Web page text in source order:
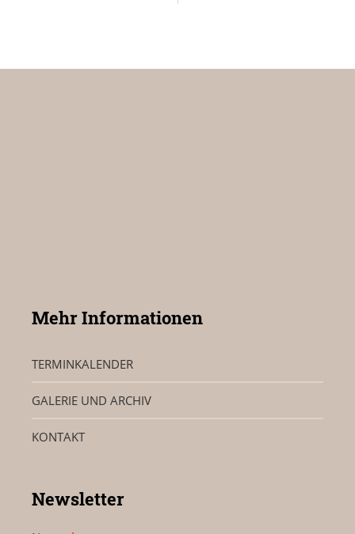
Mehr Informationen
TERMINKALENDER
GALERIE UND ARCHIV
KONTAKT
Newsletter